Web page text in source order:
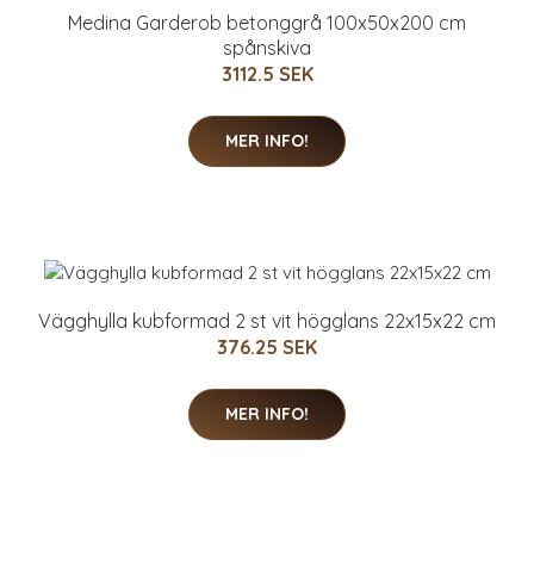
Medina Garderob betonggrå 100x50x200 cm
spånskiva
3112.5 SEK
MER INFO!
Vägghylla kubformad 2 st vit högglans 22x15x22 cm
376.25 SEK
MER INFO!